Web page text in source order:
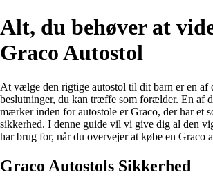
Alt, du behøver at
Graco Autostol
At vælge den rigtige autostol til dit barn er en af
beslutninger, du kan træffe som forælder. En af
mærker inden for autostole er Graco, der har et
sikkerhed. I denne guide vil vi give dig al den
har brug for, når du overvejer at købe en Graco
Graco Autostols Sikkerhed